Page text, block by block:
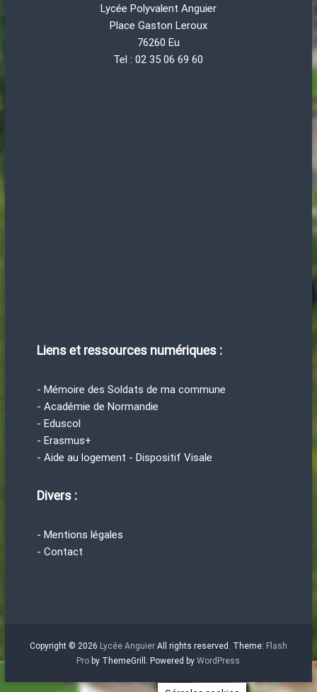
Lycée Polyvalent Anguier
Place Gaston Leroux
76260 Eu
Tel : 02 35 06 69 60
Liens et ressources numériques :
- Mémoire des Soldats de ma commune
- Académie de Normandie
- Eduscol
- Erasmus+
- Aide au logement - Dispositif Visale
Divers :
- Mentions légales
- Contact
Copyright © 2026 Lycée AnguierAll rights reserved. Theme: Flash
Pro by ThemeGrill. Powered byWordPress